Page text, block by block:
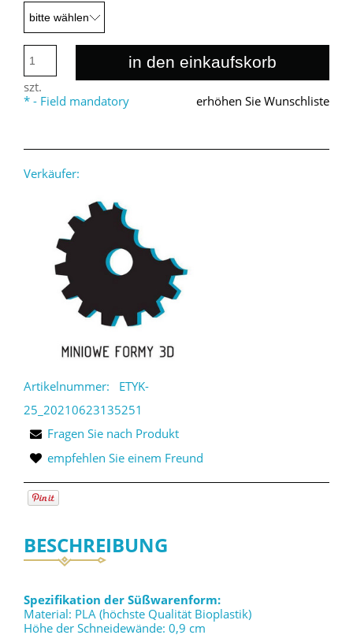
szt.
in den einkaufskorb
erhöhen Sie Wunschliste
* - Field mandatory
Verkäufer:
Artikelnummer:
ETYK-
25_20210623135251
Fragen Sie nach Produkt
empfehlen Sie einem Freund
BESCHREIBUNG
Spezifikation der Süßwarenform:
Material: PLA (höchste Qualität Bioplastik)
Höhe der Schneidewände: 0,9 cm